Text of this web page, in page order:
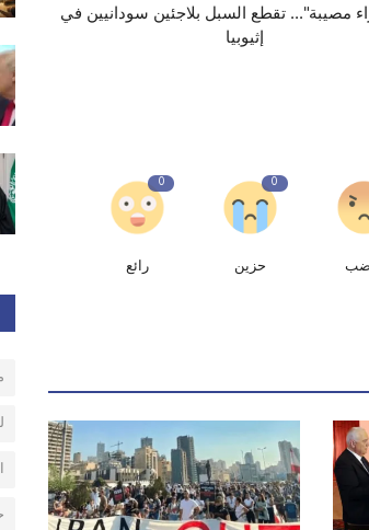
مصيبة"... تقطع السبل بلاجئين سودانيين في
إثيوبيا
0
حزين
0
رائع